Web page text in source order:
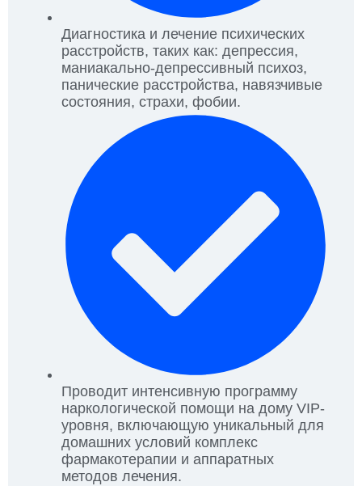
Диагностика и лечение психических
расстройств, таких как: депрессия,
маниакально-депрессивный психоз,
панические расстройства, навязчивые
состояния, страхи, фобии.
Проводит интенсивную программу
наркологической помощи на дому VIP-
уровня, включающую уникальный для
домашних условий комплекс
фармакотерапии и аппаратных
методов лечения.